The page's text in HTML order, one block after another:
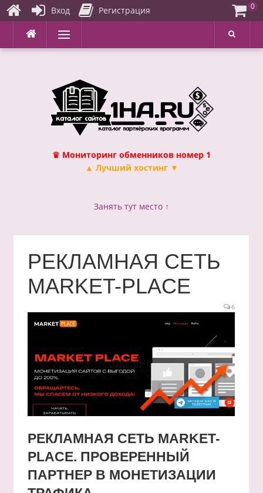
Перейти
содержимому
Меню
♛ Мониторинг обменников номер 1
▲ Лучший хостинг ▼
Занять тут место ↑
РЕКЛАМНАЯ СЕТЬ
MARKET-PLACE
6
РЕКЛАМНАЯ СЕТЬ MARKET-
PLACE. ПРОВЕРЕННЫЙ
ПАРТНЕР В МОНЕТИЗАЦИИ
Вход Регистрация 0